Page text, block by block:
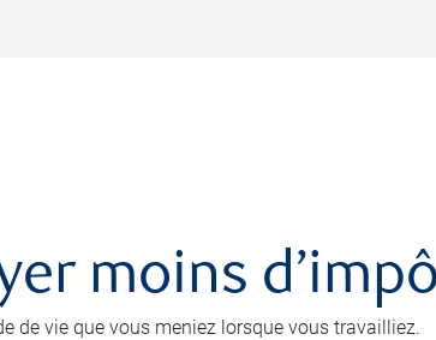
moins
de vie que vous meniez lorsque vous travailliez.